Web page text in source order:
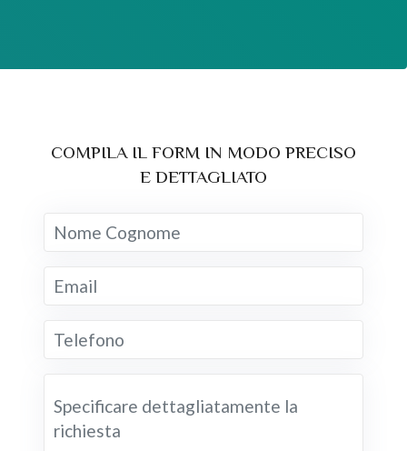
COMPILA IL FORM IN MODO PRECISO
E DETTAGLIATO